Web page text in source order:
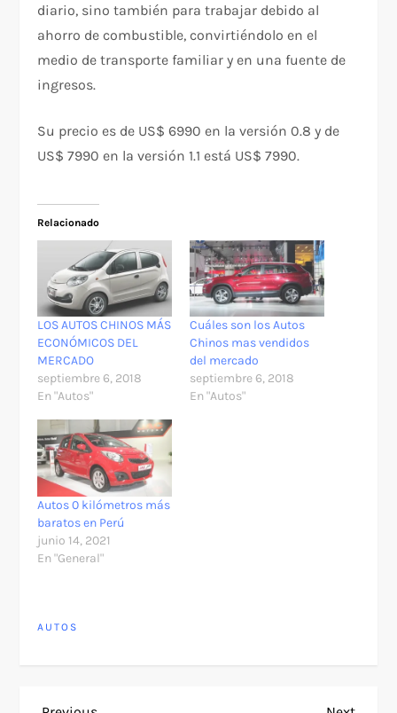
diario, sino también para trabajar debido al
ahorro de combustible, convirtiéndolo en el
medio de transporte familiar y en una fuente de
ingresos.
Su precio es de US$ 6990 en la versión 0.8 y de
US$ 7990 en la versión 1.1 está US$ 7990.
Relacionado
LOS AUTOS CHINOS MÁS
ECONÓMICOS DEL
MERCADO
septiembre 6, 2018
En "Autos"
Cuáles son los Autos
Chinos mas vendidos
del mercado
septiembre 6, 2018
En "Autos"
Autos 0 kilómetros más
baratos en Perú
junio 14, 2021
En "General"
AUTOS